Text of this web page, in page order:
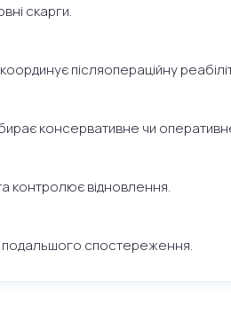
скарги.
післяопераційну
консервативне чи
контролює відновлення.
подальшого спостереження.